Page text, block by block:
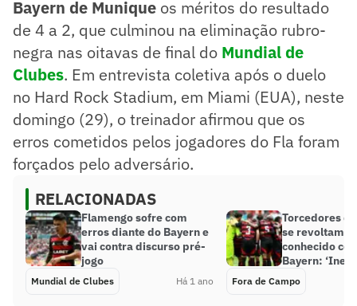
Bayern de Munique os méritos do resultado
de 4 a 2, que culminou na eliminação rubro-
negra nas oitavas de final do Mundial de
Clubes. Em entrevista coletiva após o duelo
no Hard Rock Stadium, em Miami (EUA), neste
domingo (29), o treinador afirmou que os
erros cometidos pelos jogadores do Fla foram
forçados pelo adversário.
RELACIONADAS
Flamengo sofre com
erros diante do Bayern e
vai contra discurso pré-
jogo
Mundial de Clubes Há 1 ano
Torcedores
se revoltam
conhecido
Bayern:
Fora de Campo